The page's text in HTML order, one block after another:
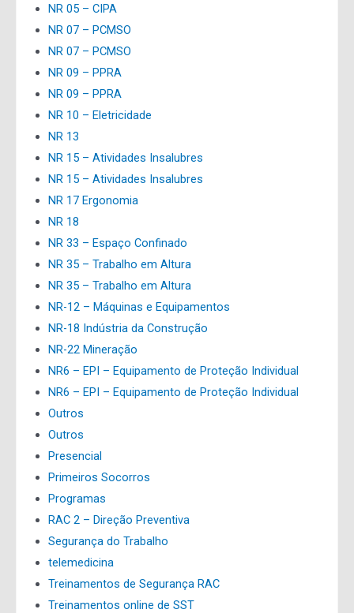
NR 05 – CIPA
NR 07 – PCMSO
NR 07 – PCMSO
NR 09 – PPRA
NR 09 – PPRA
NR 10 – Eletricidade
NR 13
NR 15 – Atividades Insalubres
NR 15 – Atividades Insalubres
NR 17 Ergonomia
NR 18
NR 33 – Espaço Confinado
NR 35 – Trabalho em Altura
NR 35 – Trabalho em Altura
NR-12 – Máquinas e Equipamentos
NR-18 Indústria da Construção
NR-22 Mineração
NR6 – EPI – Equipamento de Proteção Individual
NR6 – EPI – Equipamento de Proteção Individual
Outros
Outros
Presencial
Primeiros Socorros
Programas
RAC 2 – Direção Preventiva
Segurança do Trabalho
telemedicina
Treinamentos de Segurança RAC
Treinamentos online de SST